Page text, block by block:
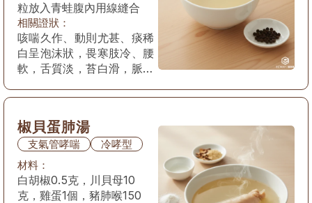
粒放入青蛙腹內用線縫合
相關證狀：
咳喘久作、動則尤甚、痰稀
白呈泡沫狀，畏寒肢冷、腰
軟，舌質淡，苔白滑，脈沉
椒貝蛋肺湯
支氣管哮喘
冷哮型
材料：
白胡椒0.5克，川貝母10
克，雞蛋1個，豬肺喉150